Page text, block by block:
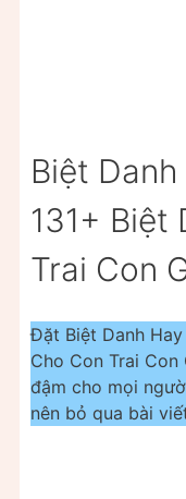
Biệt
131+ Biệt
Trai Con
Đặt Biệt Danh
Cho Con Trai Con
đậm cho mọi
nên bỏ qua bài